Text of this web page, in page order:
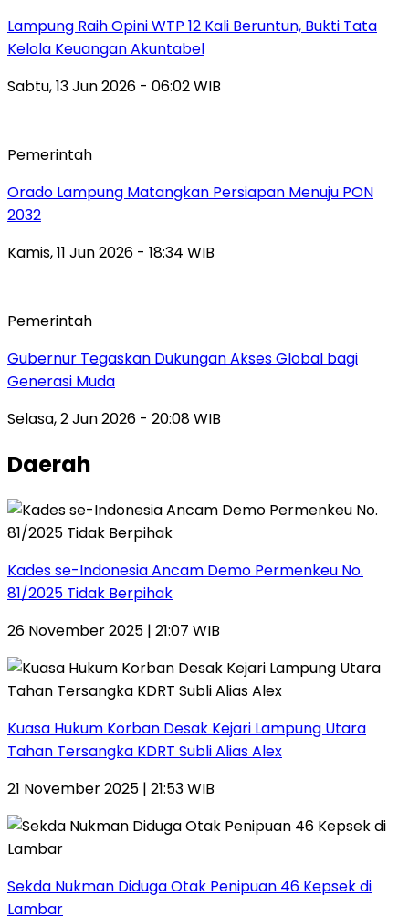
Lampung Raih Opini WTP 12 Kali Beruntun, Bukti Tata
Kelola Keuangan Akuntabel
Sabtu, 13 Jun 2026 - 06:02 WIB
Pemerintah
Orado Lampung Matangkan Persiapan Menuju PON
2032
Kamis, 11 Jun 2026 - 18:34 WIB
Pemerintah
Gubernur Tegaskan Dukungan Akses Global bagi
Generasi Muda
Selasa, 2 Jun 2026 - 20:08 WIB
Daerah
Kades se-Indonesia Ancam Demo Permenkeu No.
81/2025 Tidak Berpihak
26 November 2025 | 21:07 WIB
Kuasa Hukum Korban Desak Kejari Lampung Utara
Tahan Tersangka KDRT Subli Alias Alex
21 November 2025 | 21:53 WIB
Sekda Nukman Diduga Otak Penipuan 46 Kepsek di
Lambar